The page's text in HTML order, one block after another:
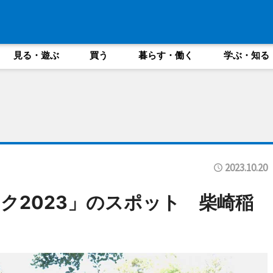
見る・遊ぶ 買う 暮らす・働く 学ぶ・知る
2023.10.20
ク2023」のスポット 柴崎稲